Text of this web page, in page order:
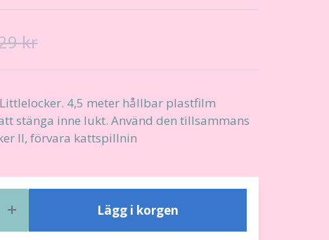
kr
4,5 meter hållbar plastfilm
stänga inne lukt. Använd den tillsammans
II, förvara kattspillnin
Lägg i korgen